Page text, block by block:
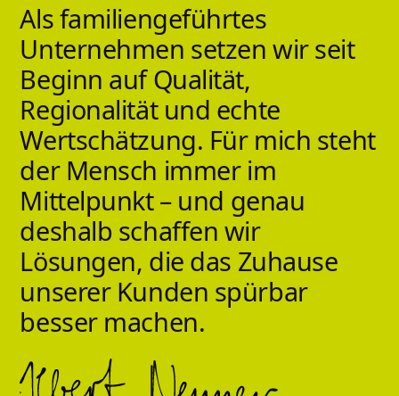
Alsfamiliengeführtes
Unternehmen setzen wirseit
Beginn auf Qualität,
Regionalität und echte
Wertschätzung. Für mich steht
der Mensch immer im
Mittelpunkt– und genau
deshalb schaffen wir
Lösungen, die das Zuhause
unserer Kunden spürbar
besser machen.